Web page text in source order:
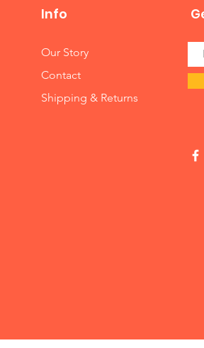
Info
Our Story
Contact
Shipping & Returns